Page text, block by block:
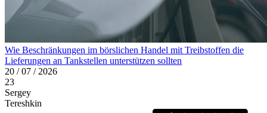
Wie Beschränkungen im börslichen Handel mit Treibstoffen die
Lieferungen an Tankstellen unterstützen sollten
20 / 07 / 2026
23
Sergey
Tereshkin